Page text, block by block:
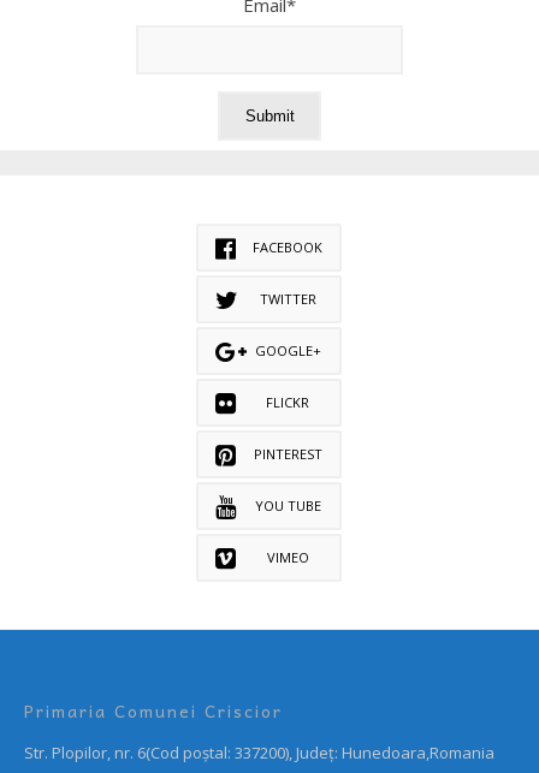
Email*
FACEBOOK
TWITTER
GOOGLE+
FLICKR
PINTEREST
YOU TUBE
VIMEO
Primaria Comunei Criscior
Str. Plopilor, nr. 6(Cod poștal: 337200), Județ: Hunedoara,Romania